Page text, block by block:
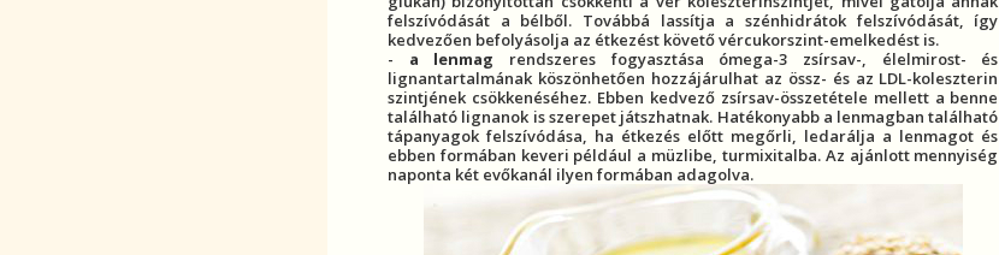
felszívódását a bélből. Továbbá lassítja aszénhidrátok felszívódását, így
kedvezően befolyásolja az étkezést követővércukorszint-emelkedést is.
- a lenmag rendszeres fogyasztása ómega-3 zsírsav-, élelmirost- és
lignantartalmának köszönhetően hozzájárulhat az össz- és az LDL-koleszterin
szintjének csökkenéséhez. Ebben kedvező zsírsav-összetétele mellett a benne
található lignanok is szerepet játszhatnak. Hatékonyabb a lenmagban található
tápanyagok felszívódása, ha étkezés előtt megőrli, ledarálja a lenmagot és
ebben formában keveri például a müzlibe, turmixitalba. Az ajánlott mennyiség
naponta két evőkanál ilyen formában adagolva.